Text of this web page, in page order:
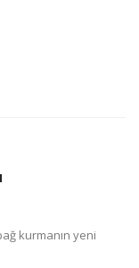
kurmanın yeni